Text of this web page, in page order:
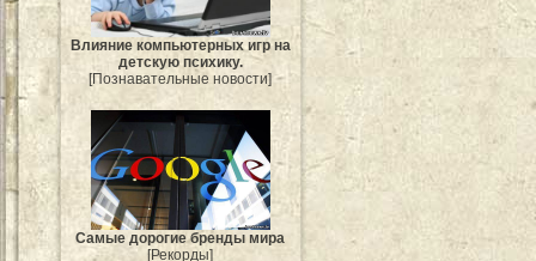
Влияние компьютерных игр на
детскую психику.
[Познавательные новости]
Самые дорогие бренды мира
[Рекорды]